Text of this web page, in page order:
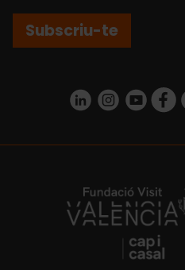
Subscriu-te
https://www.linkedin.com/company/turismo-valencia/
https://https://
https://